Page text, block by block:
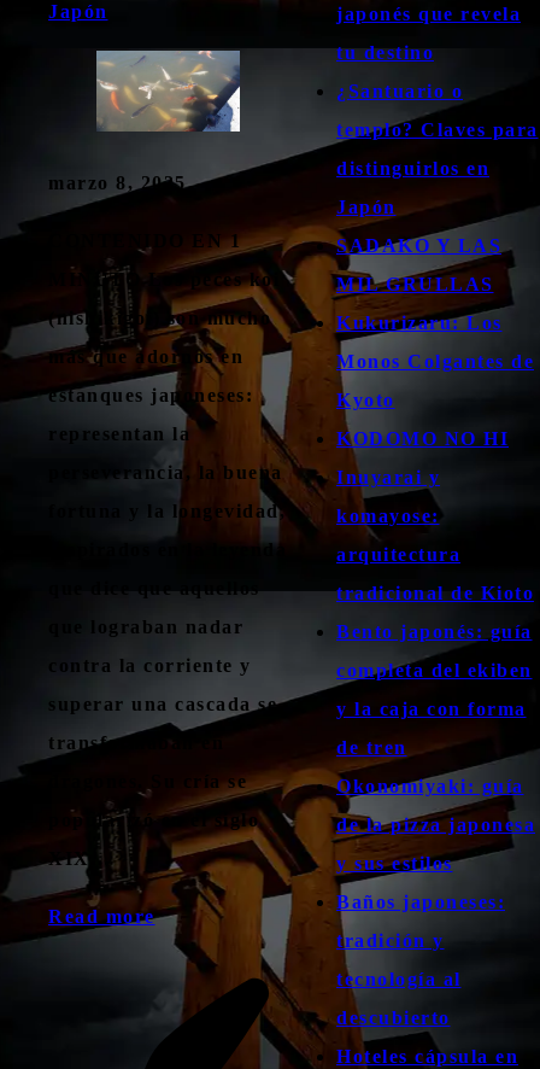
Japón
marzo 8, 2025
CONTENIDO EN 1
MINUTO Los peces koi
(nishikigoi) son mucho
más que adornos en
estanques japoneses:
representan la
perseverancia, la buena
fortuna y la longevidad,
inspirados en la leyenda
que dice que aquellos
que lograban nadar
contra la corriente y
superar una cascada se
transformaban en
dragones. Su cría se
popularizó en el siglo
XIX…
Read more
japonés que revela
tu destino
¿Santuario o
templo? Claves para
distinguirlos en
Japón
SADAKO Y LAS
MIL GRULLAS
Kukurizaru: Los
Monos Colgantes de
Kyoto
KODOMO NO HI
Inuyarai y
komayose:
arquitectura
tradicional de Kioto
Bento japonés: guía
completa del ekiben
y la caja con forma
de tren
Okonomiyaki: guía
de la pizza japonesa
y sus estilos
Baños japoneses:
tradición y
tecnología al
descubierto
Hoteles cápsula en